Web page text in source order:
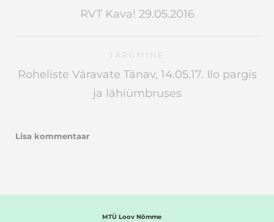
RVT Kava! 29.05.2016
JÄRGMINE
Roheliste Väravate Tänav, 14.05.17. Ilo pargis
ja lähiümbruses
Lisa kommentaar
MTÜ Loov Nõmme